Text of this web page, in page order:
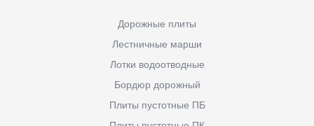
Дорожные плиты
Лестничные марши
Лотки водоотводные
Бордюр дорожный
Плиты пустотные ПБ